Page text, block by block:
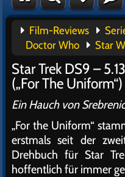
Film-Reviews
Doctor Who
Star
Star Trek DS9 –
(„For The
Ein Hauch von
„For the Uniform“
erstmals seit der
Drehbuch für Star
hoffentlich für immer